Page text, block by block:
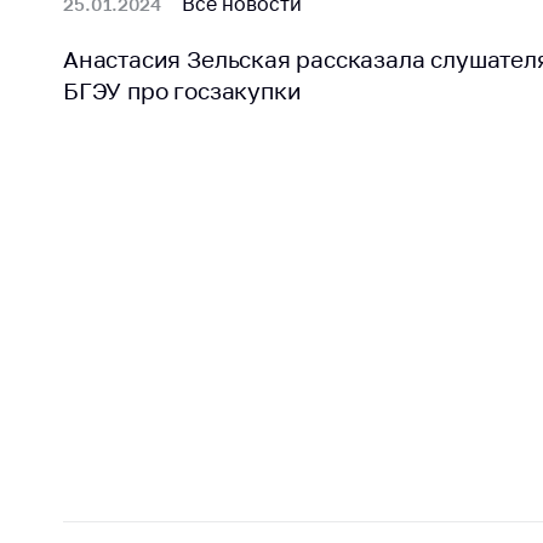
Анастасия Зельская рассказала
БГЭУ про госзакупки